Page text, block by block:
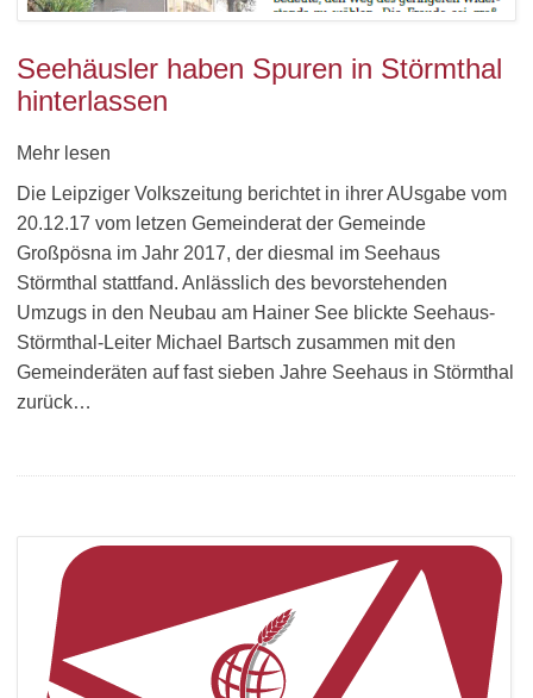
Seehäusler haben Spuren in Störmthal
hinterlassen
Mehr lesen
Die Leipziger Volkszeitung berichtet in ihrer AUsgabe vom
20.12.17 vom letzen Gemeinderat der Gemeinde
Großpösna im Jahr 2017, der diesmal im Seehaus
Störmthal stattfand. Anlässlich des bevorstehenden
Umzugs in den Neubau am Hainer See blickte Seehaus-
Störmthal-Leiter Michael Bartsch zusammen mit den
Gemeinderäten auf fast sieben Jahre Seehaus in Störmthal
zurück…